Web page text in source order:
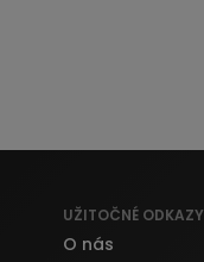
UŽITOČNÉ ODKAZY
O nás